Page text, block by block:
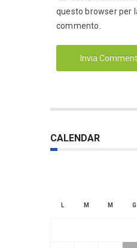
questo browser per
commento.
CALENDAR
L M M G